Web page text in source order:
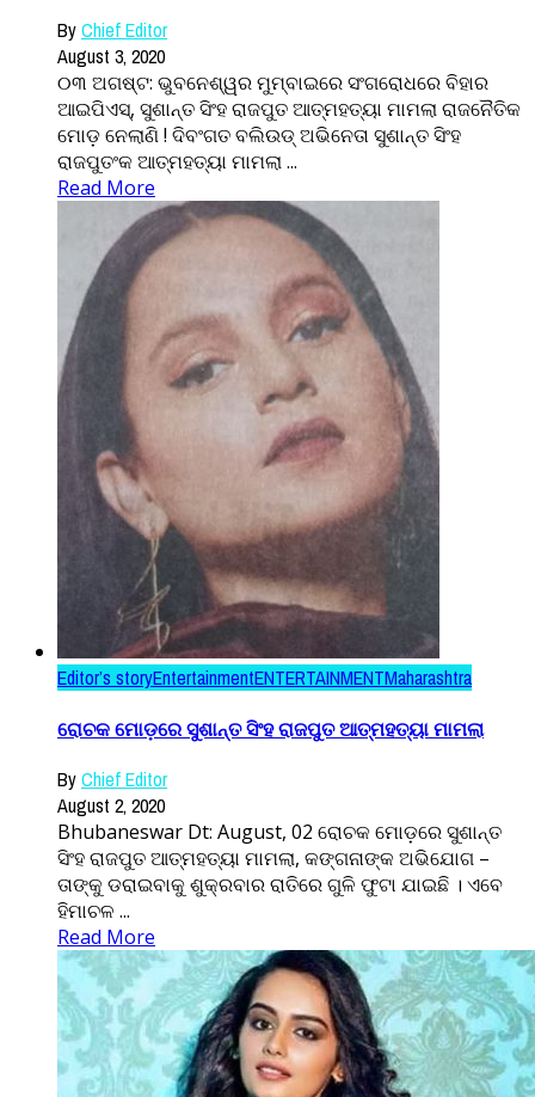
ByChief Editor
August 3, 2020
୦୩ ଅଗଷ୍ଟ: ଭୁବନେଶ୍ୱର ମୁମ୍ବାଇରେ ସଂଗରୋଧରେ ବିହାର
ଆଇପିଏସ୍, ସୁଶାନ୍ତ ସିଂହ ରାଜପୁତ ଆତ୍ମହତ୍ୟା ମାମଲା ରାଜନୈତିକ
ମୋଡ଼ ନେଲାଣି ! ଦିବଂଗତ ବଲିଉଡ୍ ଅଭିନେତା ସୁଶାନ୍ତ ସିଂହ
ରାଜପୁତଂକ ଆତ୍ମହତ୍ୟା ମାମଲା ...
Read More
Editor’s storyEntertainmentENTERTAINMENTMaharashtra
ରୋଚକ ମୋଡ଼ରେ ସୁଶାନ୍ତ ସିଂହ ରାଜପୁତ ଆତ୍ମହତ୍ୟା ମାମଲା
ByChief Editor
August 2, 2020
Bhubaneswar Dt: August, 02 ରୋଚକ ମୋଡ଼ରେ ସୁଶାନ୍ତ
ସିଂହ ରାଜପୁତ ଆତ୍ମହତ୍ୟା ମାମଲା, କଙ୍ଗନାଙ୍କ ଅଭିଯୋଗ –
ତାଙ୍କୁ ଡରାଇବାକୁ ଶୁକ୍ରବାର ରାତିରେ ଗୁଳି ଫୁଟା ଯାଇଛି । ଏବେ
ହିମାଚଳ ...
Read More